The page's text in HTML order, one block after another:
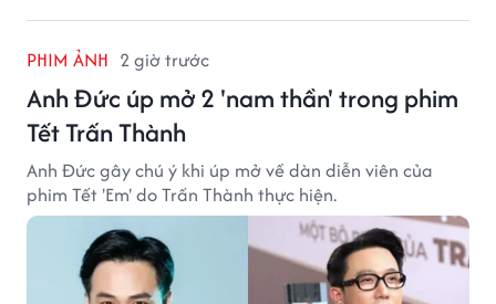
PHIM ẢNH 2 giờ trước
Anh Đức úp mở 2 'nam thần' trong phim
Tết Trấn Thành
Anh Đức gây chú ý khi úp mở về dàn diễn viên của
phim Tết 'Em' do Trấn Thành thực hiện.